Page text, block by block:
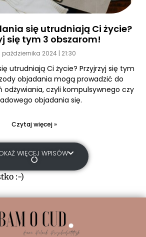
się utrudniają Ci życie?
się tym 3 obszarom!
października 2024 21:30
utrudniają Ci życie? Przyjrzyj się tym
objadania mogą prowadzić do
odżywiania, czyli kompulsywnego czy
objadania się.
Czytaj więcej »
WIĘCEJ WPISÓW
:-)